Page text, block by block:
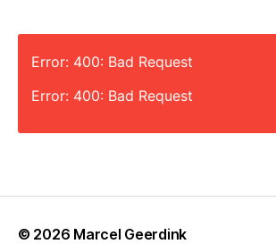
Error: 400: Bad Request
Error: 400: Bad Request
© 2026 Marcel Geerdink